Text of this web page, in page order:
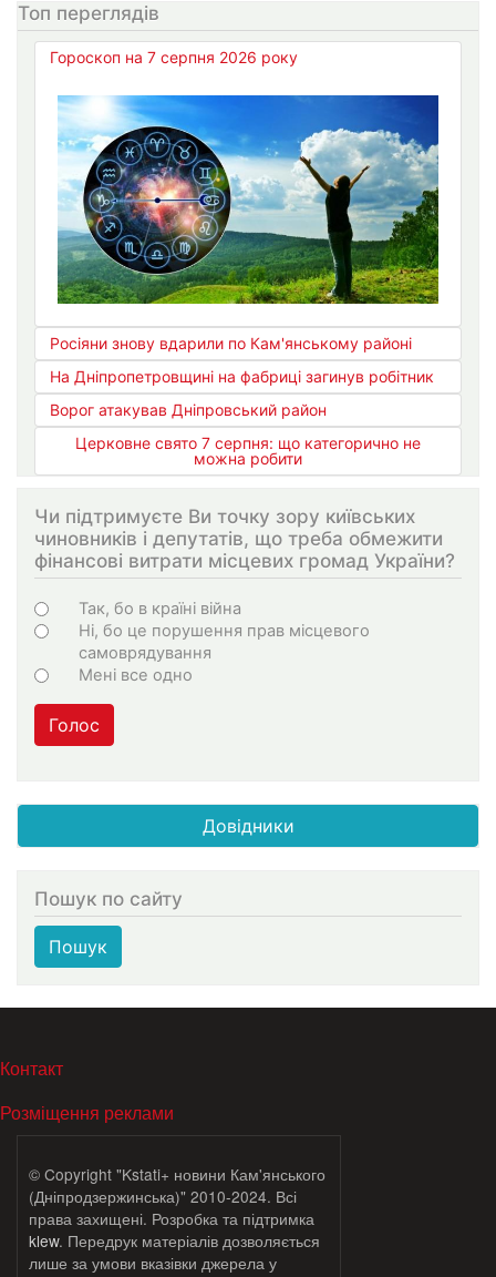
Топ переглядів
Гороскоп на 7 серпня 2026 року
Росіяни знову вдарили по Кам'янському районі
На Дніпропетровщині на фабриці загинув робітник
Ворог атакував Дніпровський район
Церковне свято 7 серпня: що категорично не
можна робити
Чи підтримуєте Ви точку зору київських
чиновників і депутатів, що треба обмежити
фінансові витрати місцевих громад України?
Варіанти
Так, бо в країні війна
Ні, бо це порушення прав місцевого
самоврядування
Мені все одно
Голос
Довідники
Пошук по сайту
Пошук
МЕНЮ В ПОДВАЛЕ
Контакт
Розміщення реклами
© Copyright "Kstati+ новини Кам'янського
(Дніпродзержинська)" 2010-2024. Всі
права захищені. Розробка та підтримка
klew. Передрук матеріалів дозволяється
лише за умови вказівки джерела у